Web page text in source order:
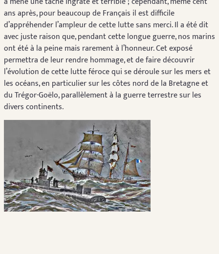
ans après, pour beaucoup de Français il est difficile
d’appréhender l’ampleur de cette lutte sans merci. Il a été dit
avec juste raison que, pendant cette longue guerre, nos marins
ont été à la peine mais rarement à l’honneur. Cet exposé
permettra de leur rendre hommage, et de faire découvrir
l’évolution de cette lutte féroce qui se déroule sur les mers et
les océans, en particulier sur les côtes nord de la Bretagne et
du Trégor-Goëlo, parallèlement à la guerre terrestre sur les
divers continents.